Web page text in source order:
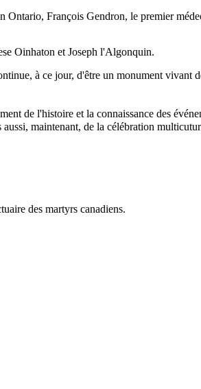
Ontario, François Gendron, le premier
Oinhaton et Joseph l'Algonquin.
à ce jour, d'être un monument vivant
de l'histoire et la connaissance des
maintenant, de la célébration
des martyrs canadiens.